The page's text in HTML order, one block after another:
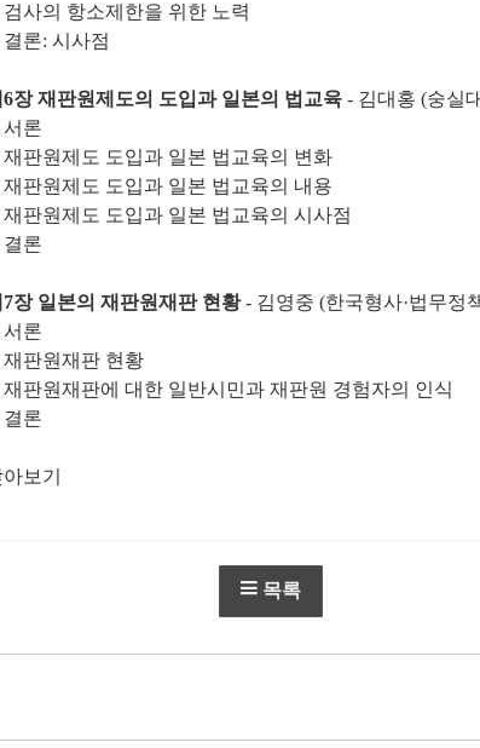
검사의 항소제한을 위한 노력
결론: 시사점
6장 재판원제도의 도입과 일본의 법교육 - 김대홍 (숭실
서론
재판원제도 도입과 일본 법교육의 변화
재판원제도 도입과 일본 법교육의 내용
재판원제도 도입과 일본 법교육의 시사점
결론
7장 일본의 재판원재판 현황- 김영중 (한국형사·법무정
서론
재판원재판 현황
재판원재판에 대한 일반시민과 재판원 경험자의 인식
결론
보기
목록